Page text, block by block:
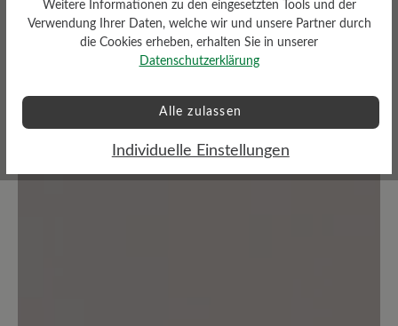
Keine Bewertungen gefunden. Teilen Sie Ihre Erfahrungen
Weitere Informationen zu den eingesetzten Tools und der
Verwendung Ihrer Daten, welche wir und unsere Partner durch
die Cookies erheben, erhalten Sie in unserer
Datenschutzerklärung
Alle zulassen
Individuelle Einstellungen